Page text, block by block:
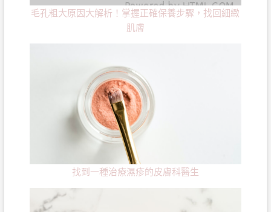
毛孔粗大原因大解析！掌握正確保養步驟，找回細緻
肌膚
找到一種治療濕疹的皮膚科醫生